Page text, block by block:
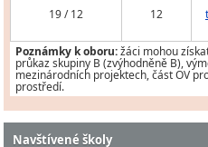
19 / 12 12
Poznámky k oboru:žáci mohou
průkaz skupiny B (zvýhodněně B),
mezinárodních projektech, část OV
prostředí.
Navštívené školy